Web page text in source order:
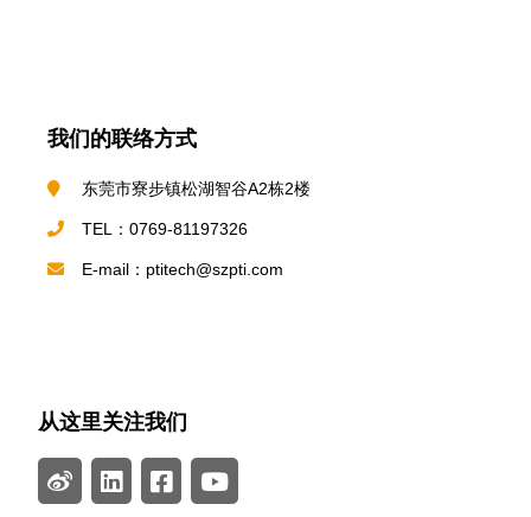
我们的联络方式
东莞市寮步镇松湖智谷A2栋2楼
TEL：0769-81197326
E-mail：ptitech@szpti.com
从这里关注我们